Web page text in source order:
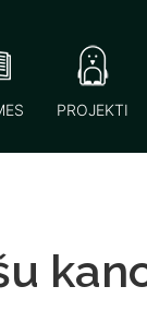
PROJEKTI